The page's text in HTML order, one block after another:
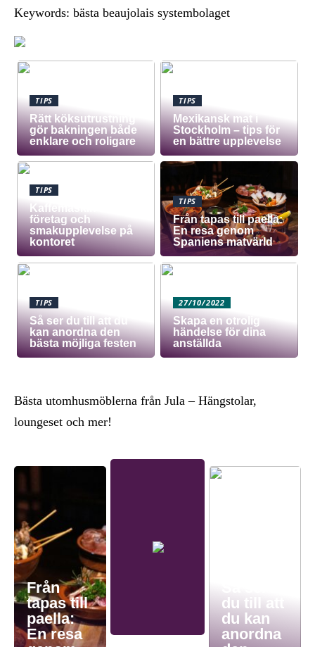
Keywords: bästa beaujolais systembolaget
TIPS
Rätt köksutrustning
gör bakningen både
enklare och roligare
TIPS
Mexikansk mat i
Stockholm – tips för
en bättre upplevelse
TIPS
Kaffemaskin för
företag och
smakupplevelse på
kontoret
TIPS
Från tapas till paella:
En resa genom
Spaniens matvärld
TIPS
Så ser du till att du
kan anordna den
bästa möjliga festen
27/10/2022
Skapa en otrolig
händelse för dina
anställda
Bästa utomhusmöblerna från Jula – Hängstolar,
loungeset och mer!
Från
tapas till
paella:
En resa
du till att
du kan
anordna